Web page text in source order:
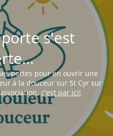
s'est
portes pour en ouvrir une
à la douceur sur St Cyr sur
c'est par ici!